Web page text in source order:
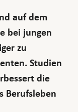
auf dem
bei jungen
zu
Studien
die
Berufsleben